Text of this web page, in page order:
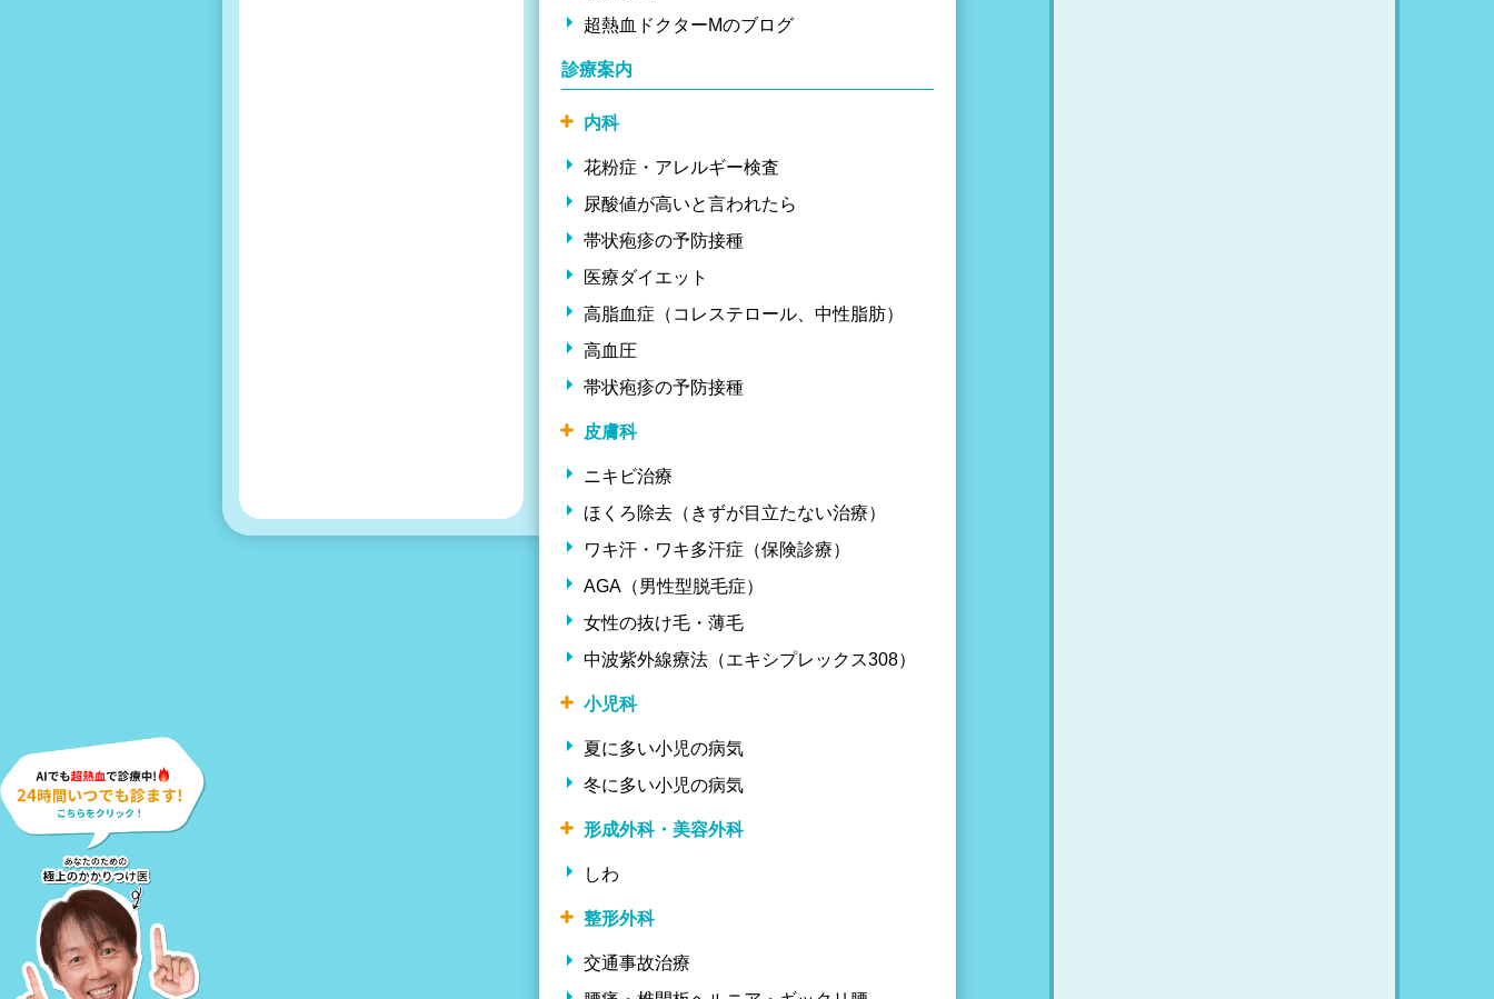
超熱血ドクターMのブログ
診療案内
内科
花粉症・アレルギー検査
尿酸値が高いと言われたら
帯状疱疹の予防接種
医療ダイエット
高脂血症（コレステロール、中性脂肪）
高血圧
帯状疱疹の予防接種
皮膚科
ニキビ治療
ほくろ除去（きずが目立たない治療）
ワキ汗・ワキ多汗症（保険診療）
AGA（男性型脱毛症）
女性の抜け毛・薄毛
中波紫外線療法（エキシプレックス308）
小児科
夏に多い小児の病気
冬に多い小児の病気
形成外科・美容外科
しわ
整形外科
交通事故治療